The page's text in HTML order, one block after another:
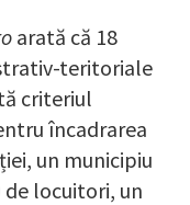
arată că 18
teritoriale
criteriul
încadrarea
un municipiu
de locuitori, un